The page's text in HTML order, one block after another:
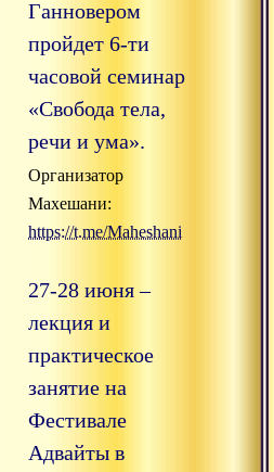
Ганновером
пройдет 6-ти
часовой семинар
«Свобода тела,
речи и ума».
Организатор
Махешани:
https://t.me/Maheshani
27-28 июня –
лекция и
практическое
занятие на
Фестивале
Адвайты в